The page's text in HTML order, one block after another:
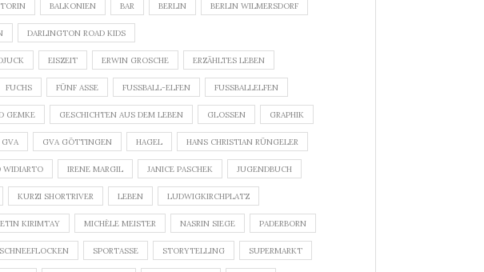
BALKONIEN BAR BERLIN BERLIN WILMERSDORF
DARLINGTON ROAD KIDS
EISZEIT ERWIN GROSCHE ERZÄHLTES LEBEN
FUCHS FÜNF ASSE FUSSBALL-ELFEN FUSSBALLELFEN
GEMKE GESCHICHTEN AUS DEM LEBEN GLOSSEN GRAPHIK
GVA GVA GÖTTINGEN HAGEL HANS CHRISTIAN RÜNGELER
WIDIARTO IRENE MARGIL JANICE PASCHEK JUGENDBUCH
KURZI SHORTRIVER LEBEN LUDWIGKIRCHPLATZ
KIRIMTAY MICHÈLE MEISTER NASRIN SIEGE PADERBORN
SCHNEEFLOCKEN SPORTASSE STORYTELLING SUPERMARKT